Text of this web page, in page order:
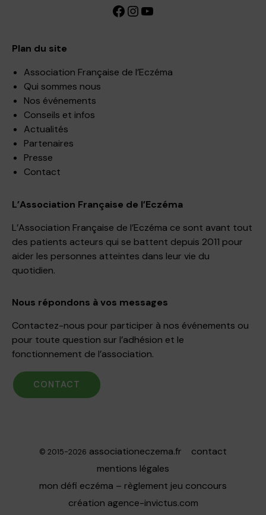
Facebook InstagramYouTube
Plan du site
Association Française de l’Eczéma
Qui sommes nous
Nos événements
Conseils et infos
Actualités
Partenaires
Presse
Contact
L’Association Française de l’Eczéma
L’Association Française de l’Eczéma ce sont avant tout
des patients acteurs qui se battent depuis 2011 pour
aider les personnes atteintes dans leur vie du
quotidien.
Nous répondons à vos messages
Contactez-nous pour participer à nos événements ou
pour toute question sur l’adhésion et le
fonctionnement de l’association.
CONTACT
© 2015-2026 associationeczema.fr
contact
mentions légales
mon défi eczéma – règlement jeu concours
création agence-invictus.com